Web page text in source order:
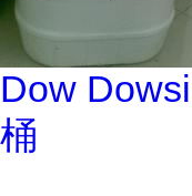
Dow
桶